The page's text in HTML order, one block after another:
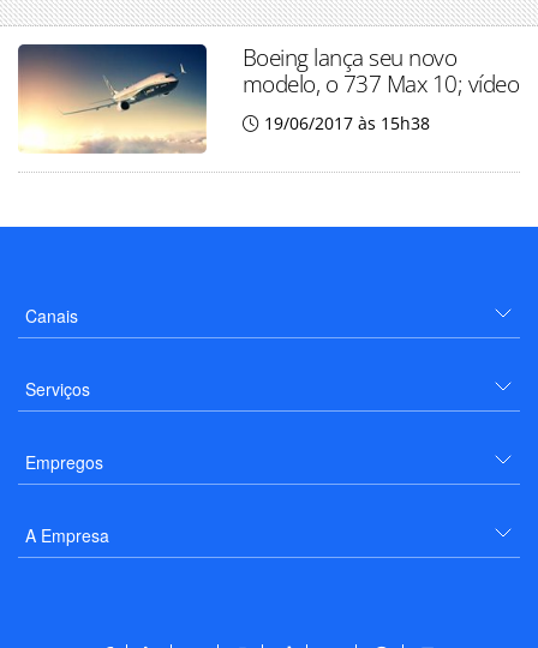
Boeing lança seu novo
modelo, o 737 Max 10; vídeo
19/06/2017 às 15h38
Canais
Serviços
Empregos
A Empresa